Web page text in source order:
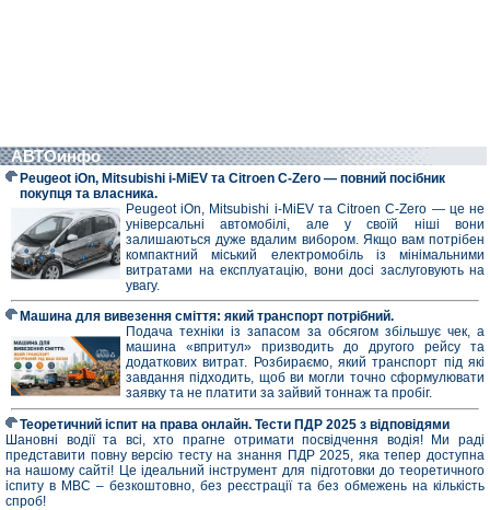
АВТОинфо
Peugeot iOn, Mitsubishi i-MiEV та Citroen C-Zero — повний посібник
покупця та власника.
Peugeot iOn, Mitsubishi i-MiEV та Citroen C-Zero — це не
універсальні автомобілі, але у своїй ніші вони
залишаються дуже вдалим вибором. Якщо вам потрібен
компактний міський електромобіль із мінімальними
витратами на експлуатацію, вони досі заслуговують на
увагу.
Машина для вивезення сміття: який транспорт потрібний.
Подача техніки із запасом за обсягом збільшує чек, а
машина «впритул» призводить до другого рейсу та
додаткових витрат. Розбираємо, який транспорт під які
завдання підходить, щоб ви могли точно сформулювати
заявку та не платити за зайвий тоннаж та пробіг.
Теоретичний іспит на права онлайн. Тести ПДР 2025 з відповідями
Шановні водії та всі, хто прагне отримати посвідчення водія! Ми раді
представити повну версію тесту на знання ПДР 2025, яка тепер доступна
на нашому сайті! Це ідеальний інструмент для підготовки до теоретичного
іспиту в МВС – безкоштовно, без реєстрації та без обмежень на кількість
спроб!